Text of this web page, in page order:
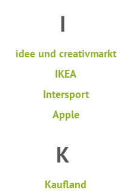
I
idee und creativmarkt
IKEA
Intersport
Apple
K
Kaufland